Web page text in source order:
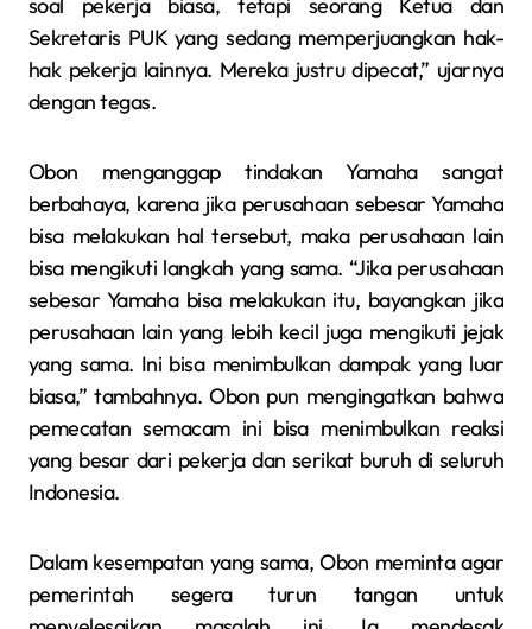
soal pekerja biasa, tetapi seorang Ketua dan
Sekretaris PUK yang sedang memperjuangkan hak-
hak pekerja lainnya. Mereka justru dipecat,” ujarnya
dengan tegas.
Obon menganggap tindakan Yamaha sangat
berbahaya, karena jika perusahaan sebesar Yamaha
bisa melakukan hal tersebut, maka perusahaan lain
bisa mengikuti langkah yang sama. “Jika perusahaan
sebesar Yamaha bisa melakukan itu, bayangkan jika
perusahaan lain yang lebih kecil juga mengikuti jejak
yang sama. Ini bisa menimbulkan dampak yang luar
biasa,” tambahnya. Obon pun mengingatkan bahwa
pemecatan semacam ini bisa menimbulkan reaksi
yang besar dari pekerja dan serikat buruh di seluruh
Indonesia.
Dalam kesempatan yang sama, Obon meminta agar
pemerintah segera turun tangan untuk